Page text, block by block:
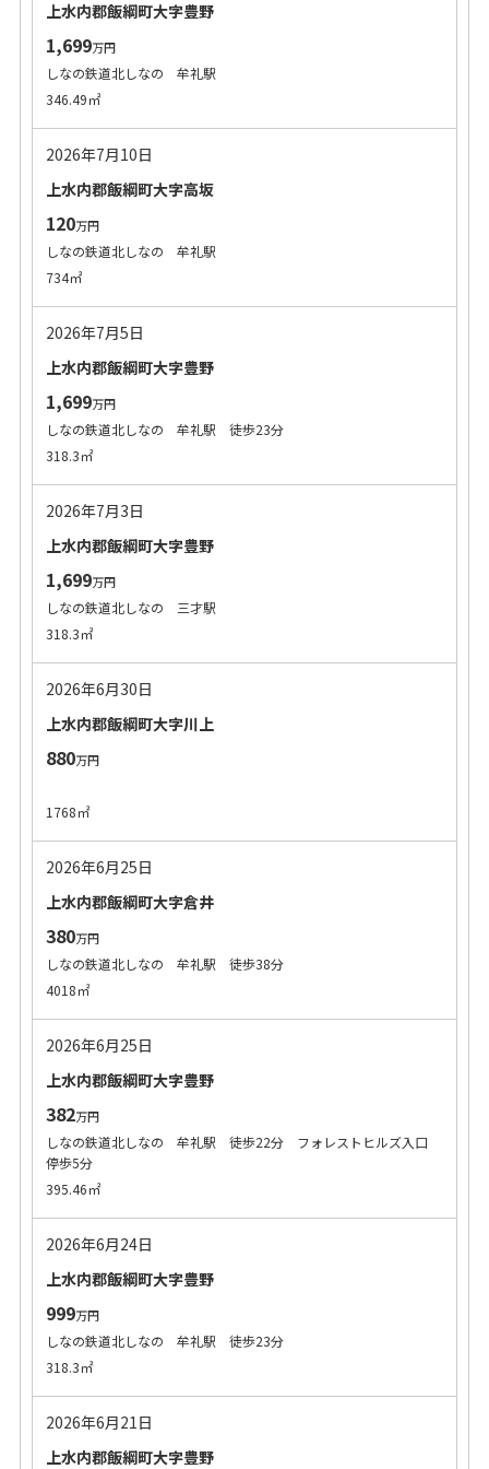
上水内郡飯綱町大字豊野
1,699万円
しなの鉄道北しなの 牟礼駅
346.49㎡
2026年7月10日
上水内郡飯綱町大字高坂
120万円
しなの鉄道北しなの 牟礼駅
734㎡
2026年7月5日
上水内郡飯綱町大字豊野
1,699万円
しなの鉄道北しなの 牟礼駅 徒歩23分
318.3㎡
2026年7月3日
上水内郡飯綱町大字豊野
1,699万円
しなの鉄道北しなの 三才駅
318.3㎡
2026年6月30日
上水内郡飯綱町大字川上
880万円
1768㎡
2026年6月25日
上水内郡飯綱町大字倉井
380万円
しなの鉄道北しなの 牟礼駅 徒歩38分
4018㎡
2026年6月25日
上水内郡飯綱町大字豊野
382万円
しなの鉄道北しなの 牟礼駅 徒歩22分 フォレストヒルズ入口
停歩5分
395.46㎡
2026年6月24日
上水内郡飯綱町大字豊野
999万円
しなの鉄道北しなの 牟礼駅 徒歩23分
318.3㎡
2026年6月21日
上水内郡飯綱町大字豊野